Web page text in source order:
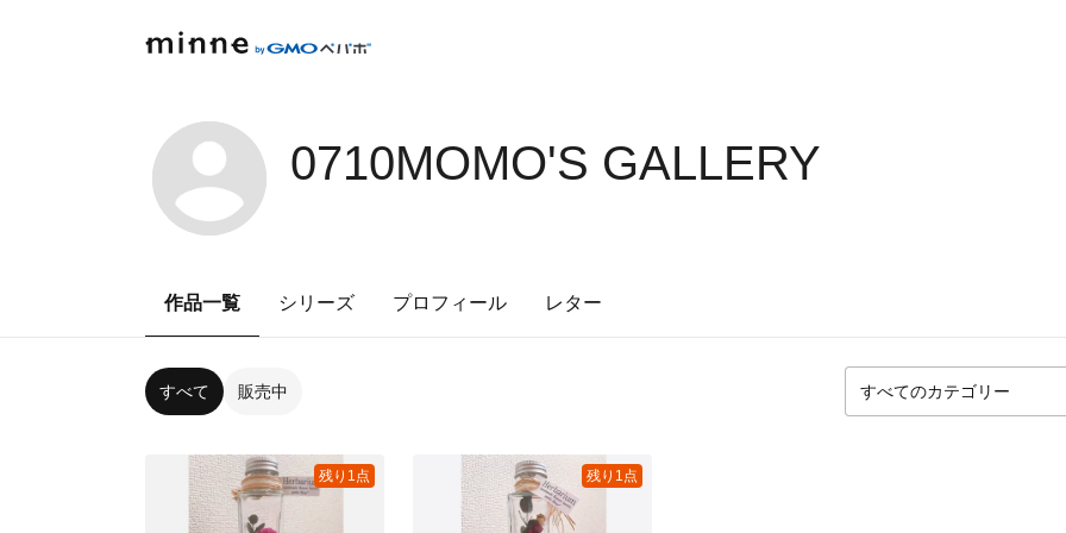
0710MOMO'S GALLERY
作品一覧 シリーズ プロフィール レター
すべて 販売中
残り1点 残り1点